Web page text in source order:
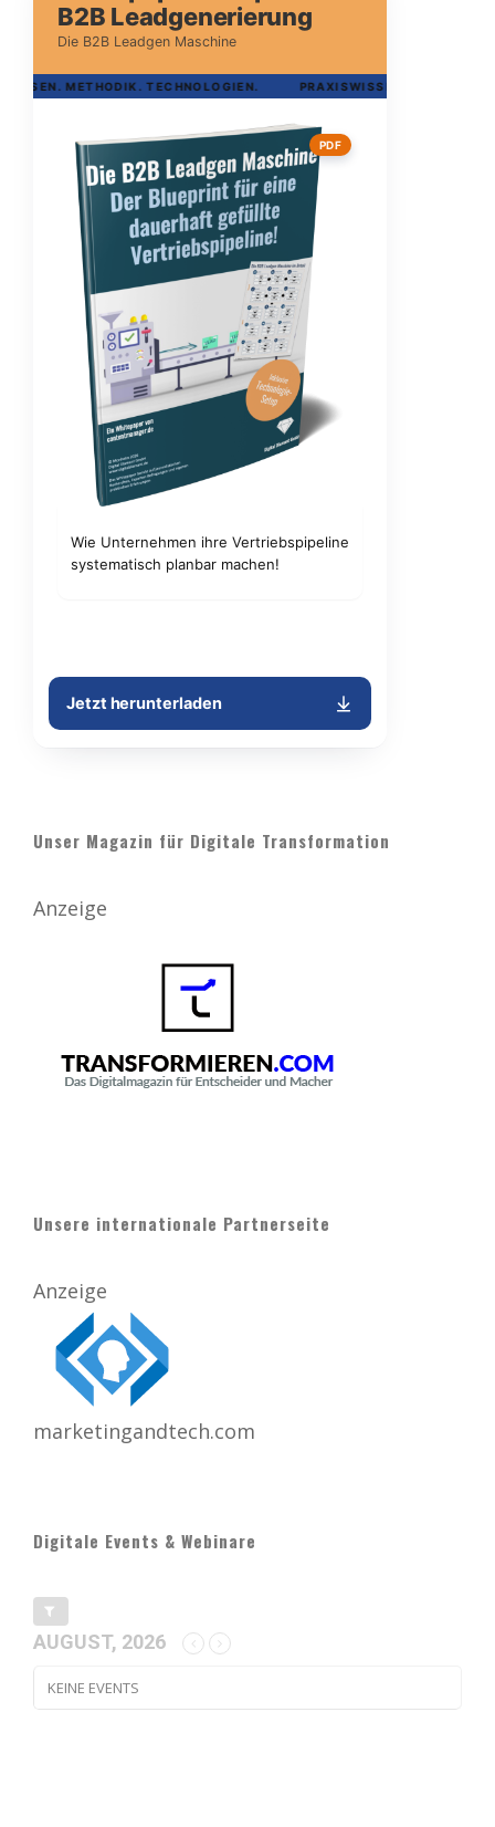
Unser Magazin für Digitale Transformation
Anzeige
Unsere internationale Partnerseite
Anzeige
marketingandtech.com
Digitale Events & Webinare
AUGUST, 2026
KEINE EVENTS